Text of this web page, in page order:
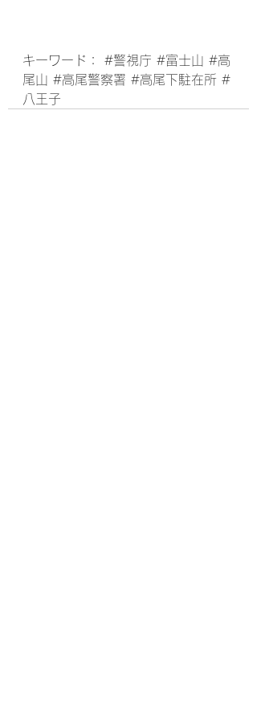
キーワード： #警視庁 #富士山 #高
尾山 #高尾警察署 #高尾下駐在所 #
八王子